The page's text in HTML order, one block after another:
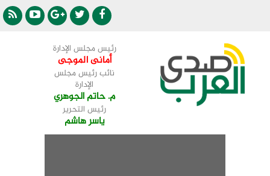
رئيس مجلس الإدارة
أمانى الموجى
نائب رئيس مجلس
الإدارة
م. حاتم الجوهري
رئيس التحرير
ياسر هاشم